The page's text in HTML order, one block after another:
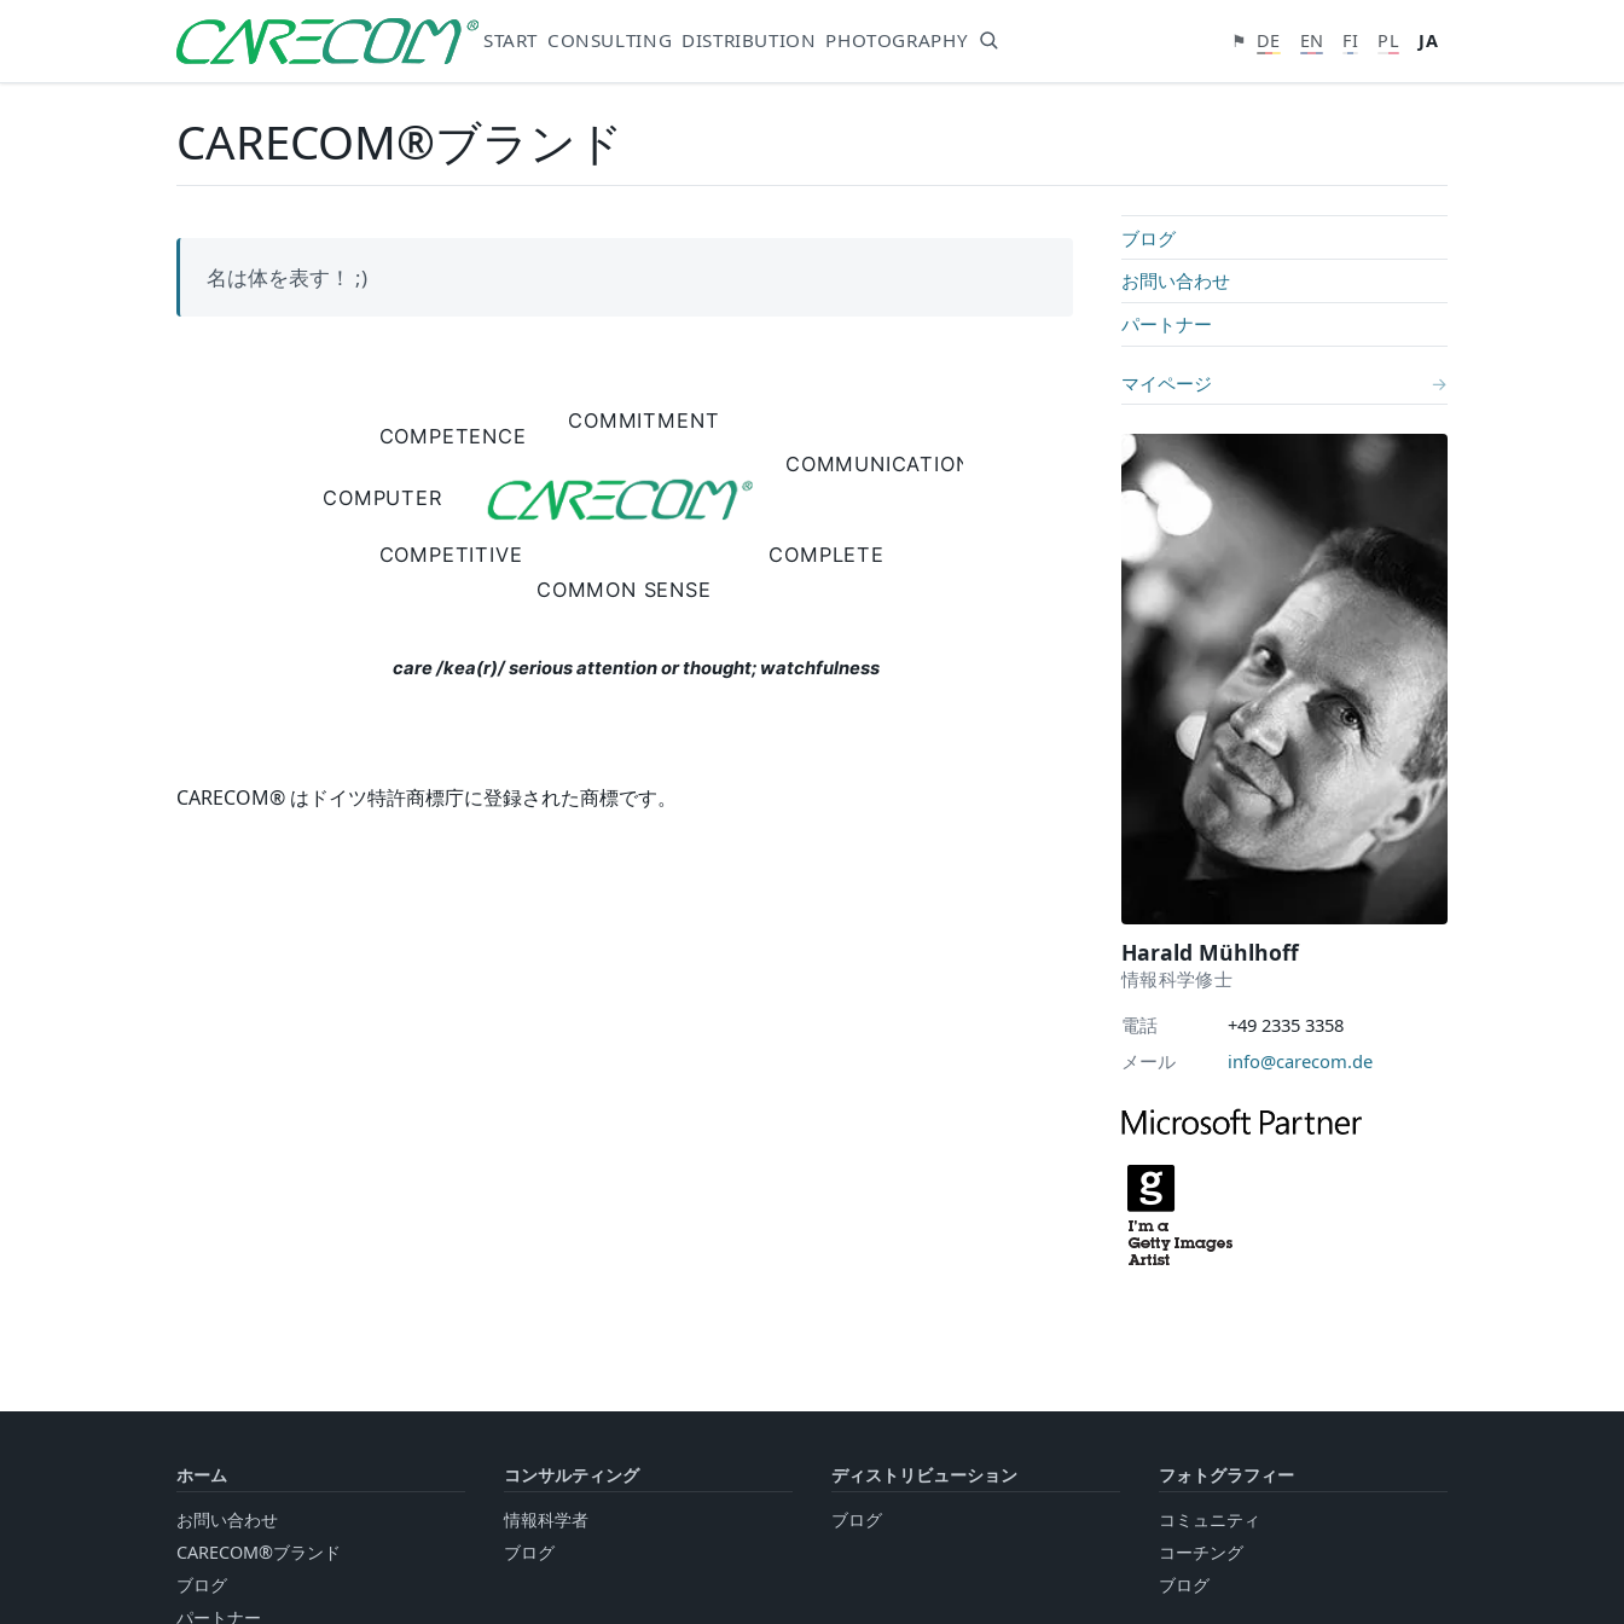
START CONSULTING DISTRIBUTION PHOTOGRAPHY ⚑ DE EN FI PL JA
CARECOM®ブランド
名は体を表す！ ;)
CARECOM® はドイツ特許商標庁に登録された商標です。
ブログ
お問い合わせ
パートナー
マイページ →
Harald Mühlhoff
情報科学修士
電話
+49 2335 3358
メール
info@carecom.de
ホーム
お問い合わせ
CARECOM®ブランド
ブログ
パートナー
コンサルティング
情報科学者
ブログ
ディストリビューション
ブログ
フォトグラフィー
コミュニティ
コーチング
ブログ